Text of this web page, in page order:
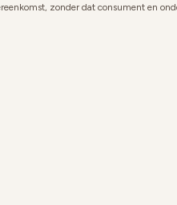
zonder dat consument en